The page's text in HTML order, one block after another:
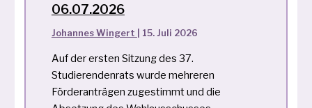
06.07.2026
Johannes Wingert 15. Juli 2026
Auf der ersten Sitzung des 37.
Studierendenrats wurde mehreren
Förderanträgen zugestimmt und die